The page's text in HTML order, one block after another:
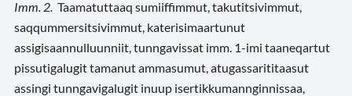
Imm. 2. Taamatuttaaq sumiiffimmut, takutitsivimmut,
saqqummersitsivimmut, katerisimaartunut
assigisaannulluunniit, tunngavissat imm. 1-imi taaneqartut
pissutigalugit tamanut ammasumut, atugassarititaasut
assingi tunngavigalugit inuup isertikkumannginnissaa,